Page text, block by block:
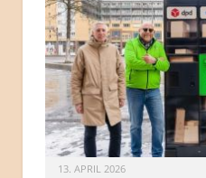
13. APRIL 2026